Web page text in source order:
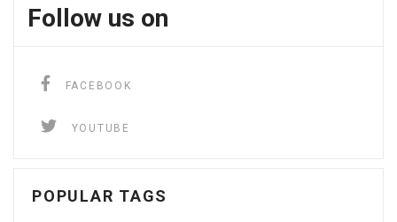
Follow us on
facebook
FACEBOOK
YouTube
YOUTUBE
POPULAR TAGS